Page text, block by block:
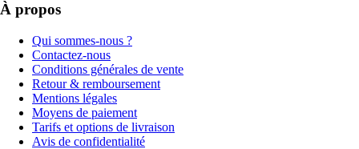
À propos
Qui sommes-nous ?
Contactez-nous
Conditions générales de vente
Retour & remboursement
Mentions légales
Moyens de paiement
Tarifs et options de livraison
Avis de confidentialité